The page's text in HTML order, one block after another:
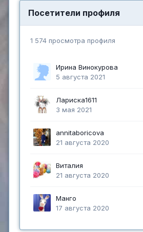
Посетители профиля
1 574 просмотра профиля
Ирина Винокурова
5 августа 2021
Лариска1611
3 мая 2021
annitaboricova
21 августа 2020
Виталия
21 августа 2020
Манго
17 августа 2020